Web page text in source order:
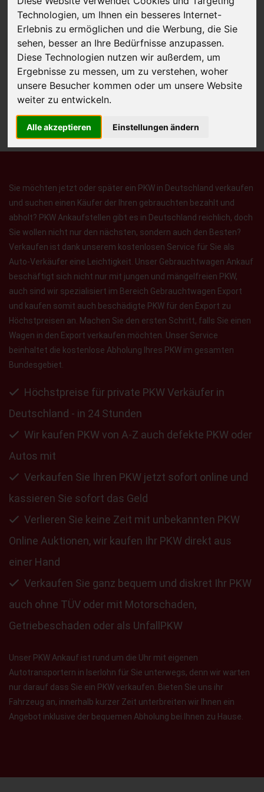
Technologien, um Ihnen ein besseres Internet-
Erlebnis zu ermöglichen und die Werbung, die Sie
sehen, besser an Ihre Bedürfnisse anzupassen.
Diese Technologien nutzen wir außerdem, um
Ergebnisse zu messen, um zu verstehen, woher
unsere Besucher kommen oder um unsere Website
weiter zu entwickeln.
Alle akzeptieren Einstellungen ändern
JETZT KOSTENLOSE BEWERTUNG
Kostenloses Angebotfür den Ankauf Ihres Autos inklusive der
Abholung, auf Wunsch sofort Geld. Ihre Daten werden nicht mit Dritten
Wir garantieren 100% Sicherheit.
Sie möchten jetzt oder später ein PKW in Deutschland verkaufen
und suchen einen Käufer der Ihren gebrauchten bezahlt und
abholt? PKW Ankaufstellen gibt es in Deutschland reichlich, doch
Sie wollen nicht nur den nächsten, sondern auch den Besten?
Verkaufen ist dank unserem kostenlosen Service für Sie als
Auto-Verkäufer eine Leichtigkeit. Unser Gebrauchtwagen Ankauf
beschäftigt sich nicht nur mit jungen und mängelfreien PKW,
auch sind wir spezialisiert im Bereich Gebrauchtwagen Export
und kaufen somit auch beschädigte PKW für den Export zu
Höchstpreisen an. Machen Sie den ersten Schritt, falls Sie einen
Wagen in den Export verkaufen möchten. Unser Service
beinhaltet die kostenlose Abholung Ihres PKW im gesamten
Bundesgebiet.
Höchstpreise für private PKW Verkäufer in
Deutschland - in 24 Stunden
Wir kaufen PKW von A-Z auch defekte PKW oder
Autos mit
Verkaufen Sie Ihren PKW jetzt sofort online und
kassieren Sie sofort das Geld
Verlieren Sie keine Zeit mit unbekannten PKW
Online Auktionen, wir kaufen Ihr PKW direkt aus
einer Hand
Verkaufen Sie ganz bequem und diskret Ihr PKW
auch ohne TÜV oder mit Motorschaden,
Getriebeschaden oder als UnfallPKW
Unser PKW Ankauf ist rund um die Uhr mit eigenen
Autotransportern in Iserlohn für Sie unterwegs, denn wir warten
nur darauf dass Sie ein PKW verkaufen. Bieten Sie uns ihr
Fahrzeug an, innerhalb kurzer Zeit unterbreiten wir Ihnen ein
Angebot inklusive der bequemen Abholung bei Ihnen zu Hause.